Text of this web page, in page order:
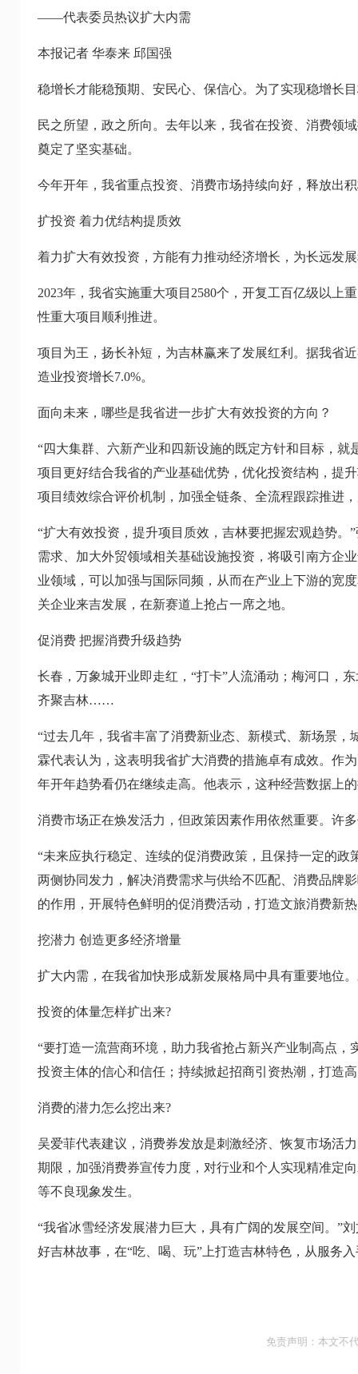
——代表委员热议扩大内需
本报记者 华泰来 邱国强
稳增长才能稳预期、安民心、保信心。为了实现稳增长
民之所望，政之所向。去年以来，我省在投资、消费领
奠定了坚实基础。
今年开年，我省重点投资、消费市场持续向好，释放出
扩投资 着力优结构提质效
着力扩大有效投资，方能有力推动经济增长，为长远发
2023年，我省实施重大项目2580个，开复工百亿级以上
性重大项目顺利推进。
项目为王，扬长补短，为吉林赢来了发展红利。据我省
造业投资增长7.0%。
面向未来，哪些是我省进一步扩大有效投资的方向？
“四大集群、六新产业和四新设施的既定方针和目标，
项目更好结合我省的产业基础优势，优化投资结构，提
项目绩效综合评价机制，加强全链条、全流程跟踪推进，
“扩大有效投资，提升项目质效，吉林要把握宏观趋势
需求、加大外贸领域相关基础设施投资，将吸引南方企
业领域，可以加强与国际同频，从而在产业上下游的宽
关企业来吉发展，在新赛道上抢占一席之地。
促消费 把握消费升级趋势
长春，万象城开业即走红，“打卡”人流涌动；梅河口，
齐聚吉林……
“过去几年，我省丰富了消费新业态、新模式、新场景
霖代表认为，这表明我省扩大消费的措施卓有成效。作
年开年趋势看仍在继续走高。他表示，这种经营数据上
消费市场正在焕发活力，但政策因素作用依然重要。许
“未来应执行稳定、连续的促消费政策，且保持一定的
两侧协同发力，解决消费需求与供给不匹配、消费品牌
的作用，开展特色鲜明的促消费活动，打造文旅消费新
挖潜力 创造更多经济增量
扩大内需，在我省加快形成新发展格局中具有重要地位
投资的体量怎样扩出来?
“要打造一流营商环境，助力我省抢占新兴产业制高点
投资主体的信心和信任；持续掀起招商引资热潮，打造
消费的潜力怎么挖出来?
吴爱菲代表建议，消费券发放是刺激经济、恢复市场活
期限，加强消费券宣传力度，对行业和个人实现精准定
等不良现象发生。
“我省冰雪经济发展潜力巨大，具有广阔的发展空间。”
好吉林故事，在“吃、喝、玩”上打造吉林特色，从服务
免责声明：本文不